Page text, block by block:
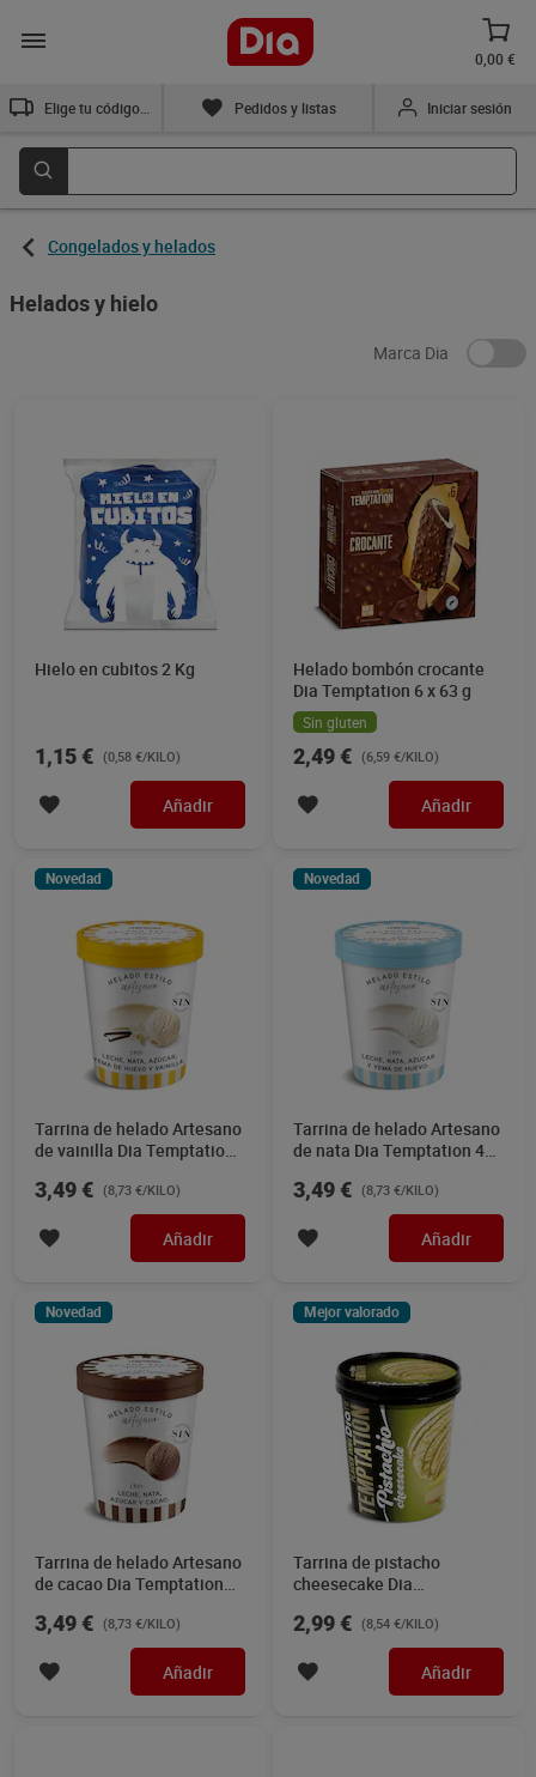
0,00 €
Pedidos y listas Iniciar sesión
Congelados y helados
Helados y hielo
Marca Dia
Hielo en cubitos 2 Kg
1,15 € (0,58 €/KILO)
Añadir
Helado bombón crocante
Dia Temptation 6 x 63 g
Sin gluten
2,49 € (6,59 €/KILO)
Añadir
Novedad
Tarrina de helado Artesano
de vainilla Dia Temptation
3,49 € (8,73 €/KILO)
Añadir
Novedad
Tarrina de helado Artesano
de nata Dia Temptation 400
3,49 € (8,73 €/KILO)
Añadir
Novedad
Tarrina de helado Artesano
de cacao Dia Temptation
3,49 € (8,73 €/KILO)
Añadir
Mejor valorado
Tarrina de pistacho
cheesecake Dia
2,99 € (8,54 €/KILO)
Añadir